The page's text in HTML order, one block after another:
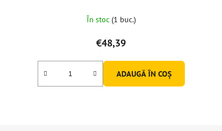
În stoc (1 buc.)
€48,39
ADAUGĂ ÎN COŞ